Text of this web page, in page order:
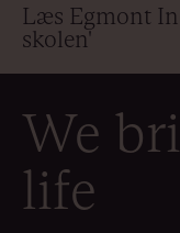
Læs Egmont
skolen'
We
life